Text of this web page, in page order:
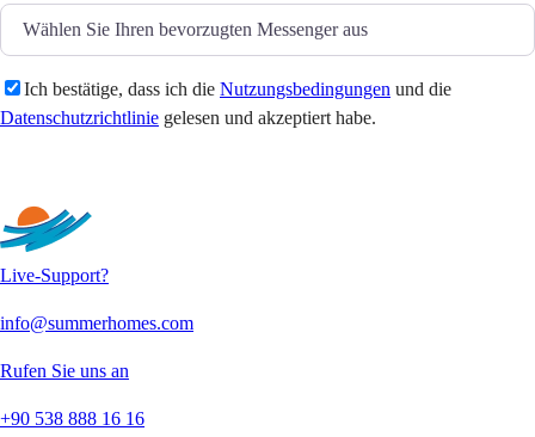
Ich bestätige, dass ich die Nutzungsbedingungen und die
Datenschutzrichtlinie gelesen und akzeptiert habe.
Live-Support?
info@summerhomes.com
Rufen Sie uns an
+90 538 888 16 16